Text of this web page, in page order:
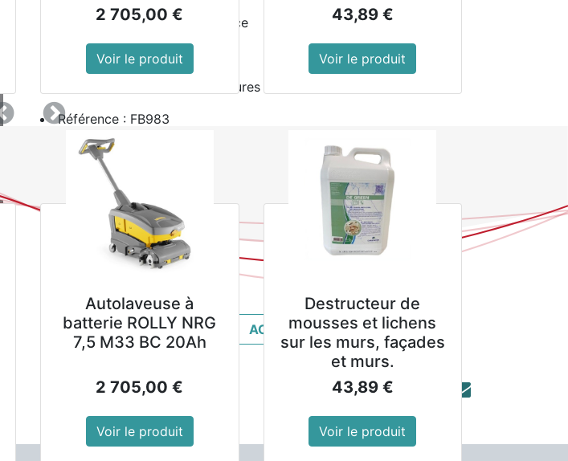
Style à la fois vintage et tendance
Compatible lave-vaisselle
Garantie à vie contre les ébréchures
Référence : FB983
Matériel : Porcelaine
Poids : 230 g
Dimensions : 165(Ø) mm
Conditionnement : 6
Montrer les prix avec la taxe inclue
€ hors TVA
AJOUTER AU PANIER ACHETER MAINTENANT
2 705,00 €
Voir le produit
43,89€
Voir le produit
PrécedentSuivant
Autolaveuse à
batterie ROLLY NRG
7,5 M33 BC 20Ah
2 705,00 €
Voir le produit
Destructeur de
mousses et lichens
sur les murs, façades
et murs.
43,89€
Voir le produit